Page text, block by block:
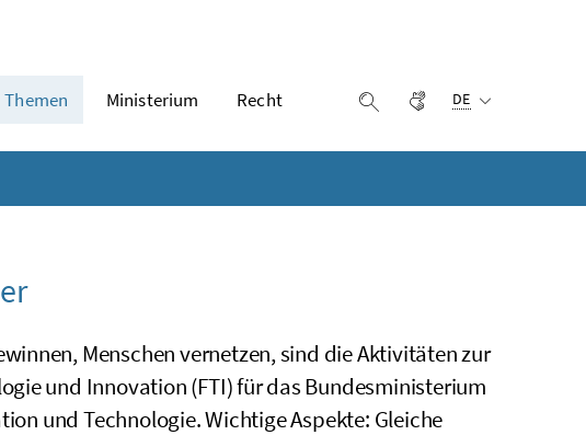
Themen Ministerium Recht Suche einblenden
Gebärdensprache
DE
Menschen vernetzen, sind die Aktivitäten zur
und Innovation (FTI) für das Bundesministerium
und Technologie. Wichtige Aspekte: Gleiche